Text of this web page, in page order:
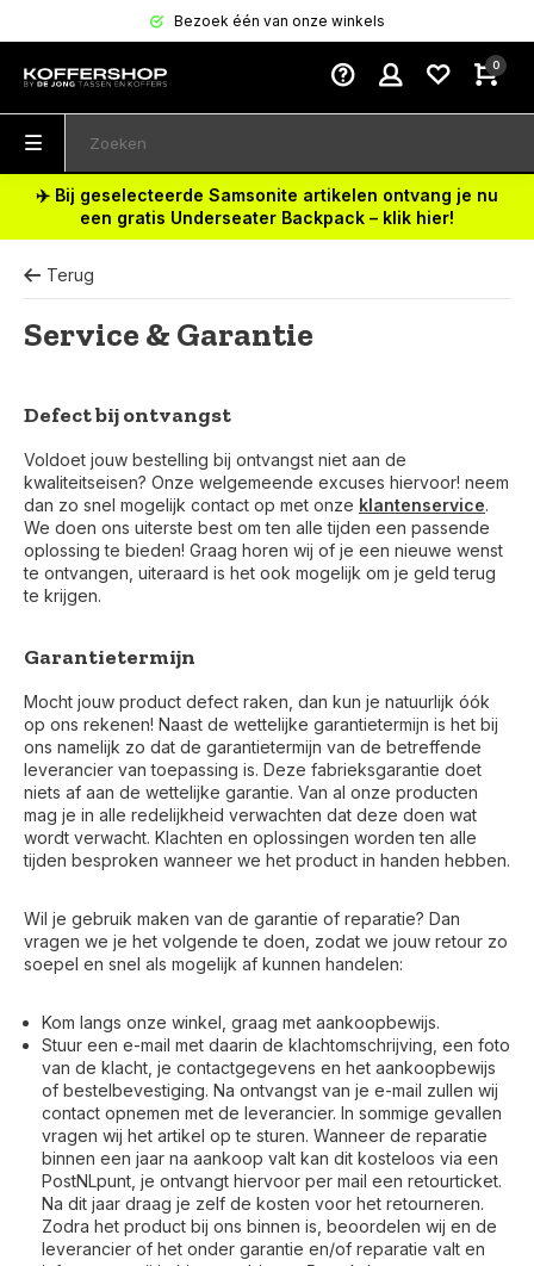
Bezoek één van onze winkels
0
✈️ Bij geselecteerde Samsonite artikelen ontvang je nu
een gratis Underseater Backpack – klik hier!
Terug
Service & Garantie
Defect bij ontvangst
Voldoet jouw bestelling bij ontvangst niet aan de
kwaliteitseisen? Onze welgemeende excuses hiervoor! neem
dan zo snel mogelijk contact op met onze klantenservice.
We doen ons uiterste best om ten alle tijden een passende
oplossing te bieden! Graag horen wij of je een nieuwe wenst
te ontvangen, uiteraard is het ook mogelijk om je geld terug
te krijgen.
Garantietermijn
Mocht jouw product defect raken, dan kun je natuurlijk óók
op ons rekenen! Naast de wettelijke garantietermijn is het bij
ons namelijk zo dat de garantietermijn van de betreffende
leverancier van toepassing is. Deze fabrieksgarantie doet
niets af aan de wettelijke garantie. Van al onze producten
mag je in alle redelijkheid verwachten dat deze doen wat
wordt verwacht. Klachten en oplossingen worden ten alle
tijden besproken wanneer we het product in handen hebben.
Wil je gebruik maken van de garantie of reparatie? Dan
vragen we je het volgende te doen, zodat we jouw retour zo
soepel en snel als mogelijk af kunnen handelen:
Kom langs onze winkel, graag met aankoopbewijs.
Stuur een e-mail met daarin de klachtomschrijving, een foto
van de klacht, je contactgegevens en het aankoopbewijs
of bestelbevestiging. Na ontvangst van je e-mail zullen wij
contact opnemen met de leverancier. In sommige gevallen
vragen wij het artikel op te sturen. Wanneer de reparatie
binnen een jaar na aankoop valt kan dit kosteloos via een
PostNLpunt, je ontvangt hiervoor per mail een retourticket.
Na dit jaar draag je zelf de kosten voor het retourneren.
Zodra het product bij ons binnen is, beoordelen wij en de
leverancier of het onder garantie en/of reparatie valt en